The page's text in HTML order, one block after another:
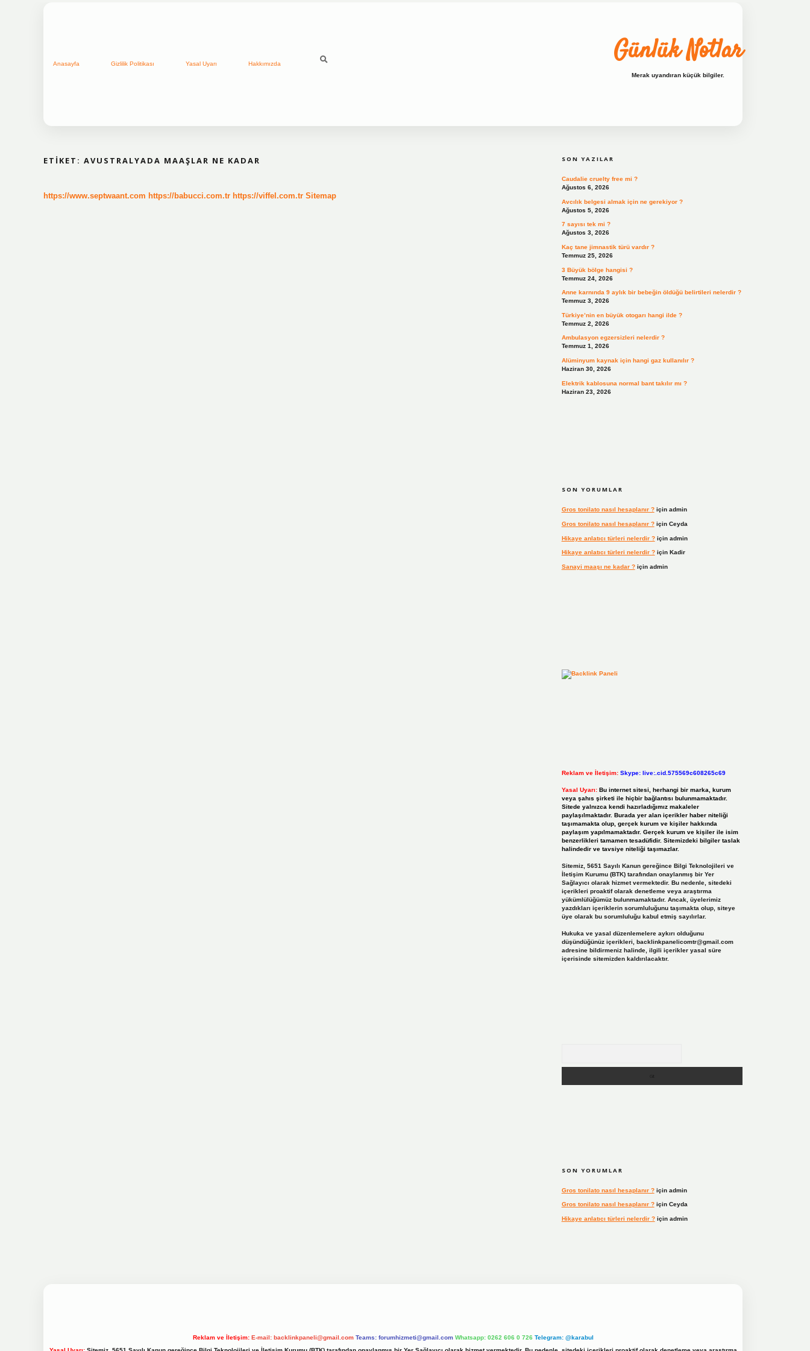
Anasayfa Gizlilik Politikası Yasal Uyarı Hakkımızda Günlük Notlar
Merak uyandıran küçük bilgiler.
ETIKET: AVUSTRALYADA MAAŞLAR NE KADAR
https://www.septwaant.com https://babucci.com.tr https://viffel.com.tr Sitemap
SON YAZILAR
Caudalie cruelty free mi ?
Ağustos 6, 2026
Avcılık belgesi almak için ne gerekiyor ?
Ağustos 5, 2026
7 sayısı tek mi ?
Ağustos 3, 2026
Kaç tane jimnastik türü vardır ?
Temmuz 25, 2026
3 Büyük bölge hangisi ?
Temmuz 24, 2026
Anne karnında 9 aylık bir bebeğin öldüğü belirtileri nelerdir ?
Temmuz 3, 2026
Türkiye’nin en büyük otogarı hangi ilde ?
Temmuz 2, 2026
Ambulasyon egzersizleri nelerdir ?
Temmuz 1, 2026
Alüminyum kaynak için hangi gaz kullanılır ?
Haziran 30, 2026
Elektrik kablosuna normal bant takılır mı ?
Haziran 23, 2026
SON YORUMLAR
Gros tonilato nasıl hesaplanır ?için admin
Gros tonilato nasıl hesaplanır ?için Ceyda
Hikaye anlatıcı türleri nelerdir ?için admin
Hikaye anlatıcı türleri nelerdir ?için Kadir
Sanayi maaşı ne kadar ?için admin
Reklam ve İletişim: Skype: live:.cid.575569c608265c69
Yasal Uyarı: Bu internet sitesi, herhangi bir marka, kurum
veya şahıs şirketi ile hiçbir bağlantısı bulunmamaktadır.
Sitede yalnızca kendi hazırladığımız makaleler
paylaşılmaktadır. Burada yer alan içerikler haber niteliği
taşımamakta olup, gerçek kurum ve kişiler hakkında
paylaşım yapılmamaktadır. Gerçek kurum ve kişiler ile isim
benzerlikleri tamamen tesadüfidir. Sitemizdeki bilgiler taslak
halindedir ve tavsiye niteliği taşımazlar.
Sitemiz, 5651 Sayılı Kanun gereğince Bilgi Teknolojileri ve
İletişim Kurumu (BTK) tarafından onaylanmış bir Yer
Sağlayıcı olarak hizmet vermektedir. Bu nedenle, sitedeki
içerikleri proaktif olarak denetleme veya araştırma
yükümlülüğümüz bulunmamaktadır. Ancak, üyelerimiz
yazdıkları içeriklerin sorumluluğunu taşımakta olup, siteye
üye olarak bu sorumluluğu kabul etmiş sayılırlar.
Hukuka ve yasal düzenlemelere aykırı olduğunu
düşündüğünüz içerikleri, backlinkpanelicomtr@gmail.com
adresine bildirmeniz halinde, ilgili içerikler yasal süre
içerisinde sitemizden kaldırılacaktır.
SON YORUMLAR
Gros tonilato nasıl hesaplanır ?için admin
Gros tonilato nasıl hesaplanır ?için Ceyda
Hikaye anlatıcı türleri nelerdir ?için admin
Reklam ve İletişim: E-mail: backlinkpaneli@gmail.com Teams: forumhizmeti@gmail.com Whatsapp: 0262 606 0 726 Telegram: @karabul